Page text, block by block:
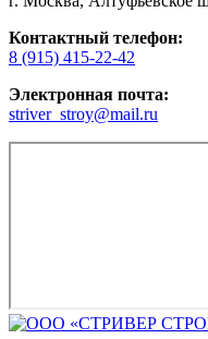
Контактный телефон:
8 (915) 415-22-42
Электронная почта:
striver_stroy@mail.ru